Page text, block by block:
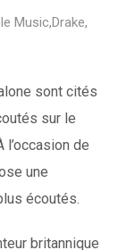
Music,Drake,
sont cités
sur le
de
une
écoutés.
britannique